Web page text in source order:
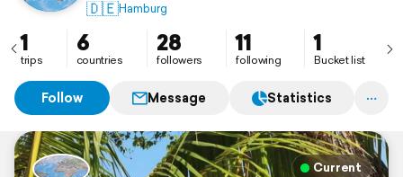
teilhaben lassen.
Viel Spaß
🇩🇪Hamburg
1
trips
6
countries
28
followers
11
following
1
Bucket list
Follow Message Statistics
Current